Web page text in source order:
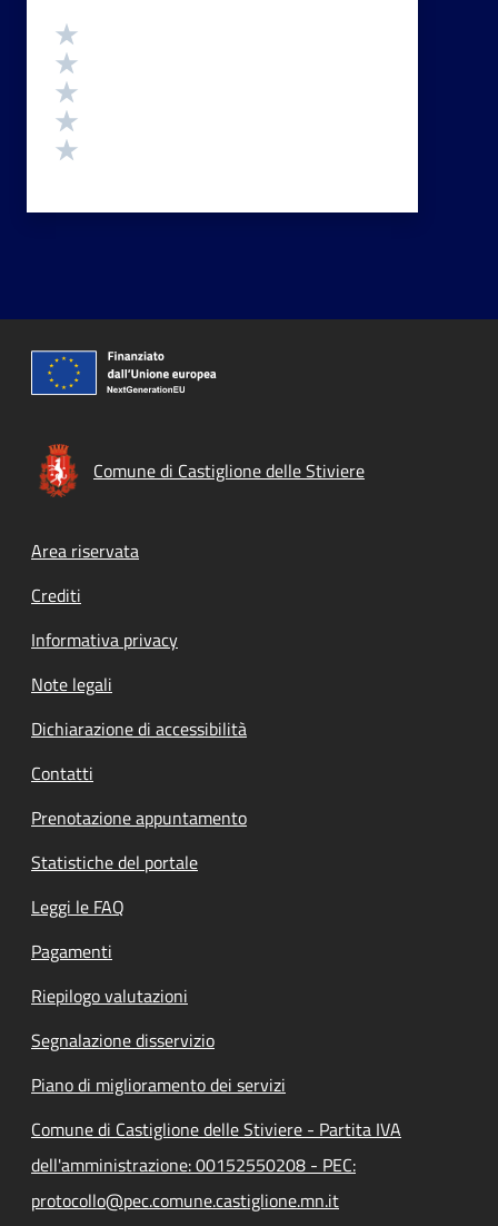
Valutazione
Comune di Castiglione delle Stiviere
Footer menu
Area riservata
Crediti
Informativa privacy
Note legali
Dichiarazione di accessibilità
Contatti
Prenotazione appuntamento
Statistiche del portale
Leggi le FAQ
Pagamenti
Riepilogo valutazioni
Segnalazione disservizio
Piano di miglioramento dei servizi
Comune di Castiglione delle Stiviere - Partita IVA
dell'amministrazione: 00152550208 - PEC:
protocollo@pec.comune.castiglione.mn.it